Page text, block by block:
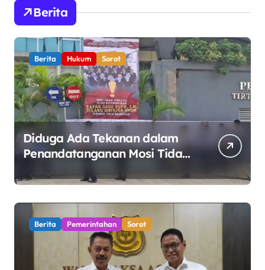
Berita
Berita Hukum Sorot
Diduga Ada Tekanan dalam
Penandatanganan Mosi Tidak
Polemik Perumda Tirta
Bhagasasi Diusut Objektif
Berita Pemerintahan Sorot